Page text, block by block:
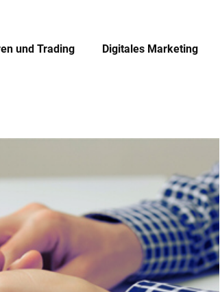
und Trading Digitales Marketing